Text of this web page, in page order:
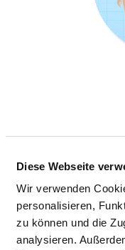
Diese Webseite
Wir verwenden
personalisieren,
zu können und die
analysieren.
ABTEILUNG
Rudolf-Buchheim-
Tel.:0641-985-
Fax: 0641-985-
Mail:ed.nesseig-